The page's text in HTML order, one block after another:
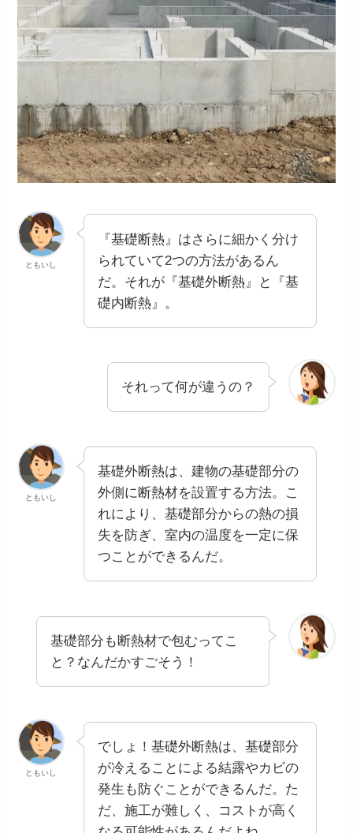
ともいし
『基礎断熱』はさらに細かく分け
られていて2つの方法があるん
だ。それが『基礎外断熱』と『基
礎内断熱』。
それって何が違うの？
ともいし
基礎外断熱は、建物の基礎部分の
外側に断熱材を設置する方法。こ
れにより、基礎部分からの熱の損
失を防ぎ、室内の温度を一定に保
つことができるんだ。
基礎部分も断熱材で包むってこ
と？なんだかすごそう！
ともいし
でしょ！基礎外断熱は、基礎部分
が冷えることによる結露やカビの
発生も防ぐことができるんだ。た
だ、施工が難しく、コストが高く